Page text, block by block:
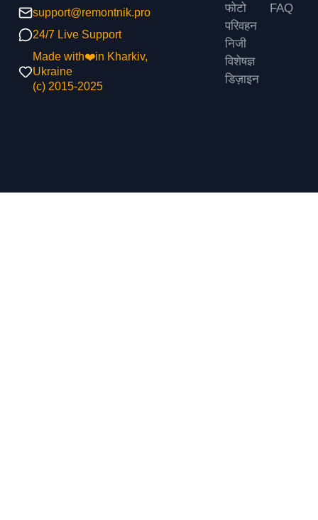
support@remontnik.pro
24/7 Live Support
Made with❤️in Kharkiv,
Ukraine
(с) 2015-2025
फोटो
परिवहन
निजी
विशेषज्ञ
डिज़ाइन
FAQ